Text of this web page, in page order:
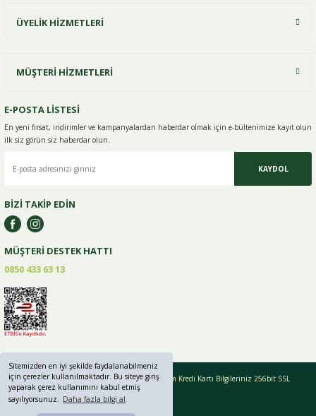
Sitemizden en iyi şekilde faydalanabilmeniz
için çerezler kullanılmaktadır. Bu siteye giriş
yaparak çerez kullanımını kabul etmiş
sayılıyorsunuz. Daha fazla bilgi al
ÜYELİK HİZMETLERİ
MÜŞTERİ HİZMETLERİ
E-POSTA LİSTESİ
En yeni fırsat, indirimler ve kampanyalardan haberdar olmak için e-bültenimize kayıt olun
ilk siz görün siz haberdar olun.
KAYDOL
BİZİ TAKİP EDİN
MÜŞTERİ DESTEK HATTI
0850 433 63 13
Copyright © 2019 - 2024 greenlifebaharat.com Tüm Kredi Kartı Bilgileriniz 256bit SSL
Sertifikası ile korunmaktadır.